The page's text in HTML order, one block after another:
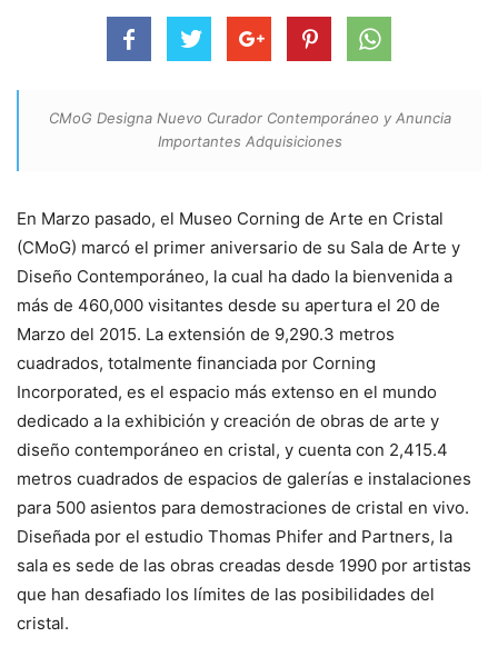
CMoG Designa Nuevo Curador Contemporáneo y Anuncia
Importantes Adquisiciones
En Marzo pasado, el Museo Corning de Arte en Cristal
(CMoG) marcó el primer aniversario de su Sala de Arte y
Diseño Contemporáneo, la cual ha dado la bienvenida a
más de 460,000 visitantes desde su apertura el 20 de
Marzo del 2015. La extensión de 9,290.3 metros
cuadrados, totalmente financiada por Corning
Incorporated, es el espacio más extenso en el mundo
dedicado a la exhibición y creación de obras de arte y
diseño contemporáneo en cristal, y cuenta con 2,415.4
metros cuadrados de espacios de galerías e instalaciones
para 500 asientos para demostraciones de cristal en vivo.
Diseñada por el estudio Thomas Phifer and Partners, la
sala es sede de las obras creadas desde 1990 por artistas
que han desafiado los límites de las posibilidades del
cristal.